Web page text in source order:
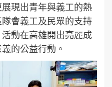
現出青年與義工的熱
會義工及民眾的支持
動在高雄開出亮麗成
的公益行動。